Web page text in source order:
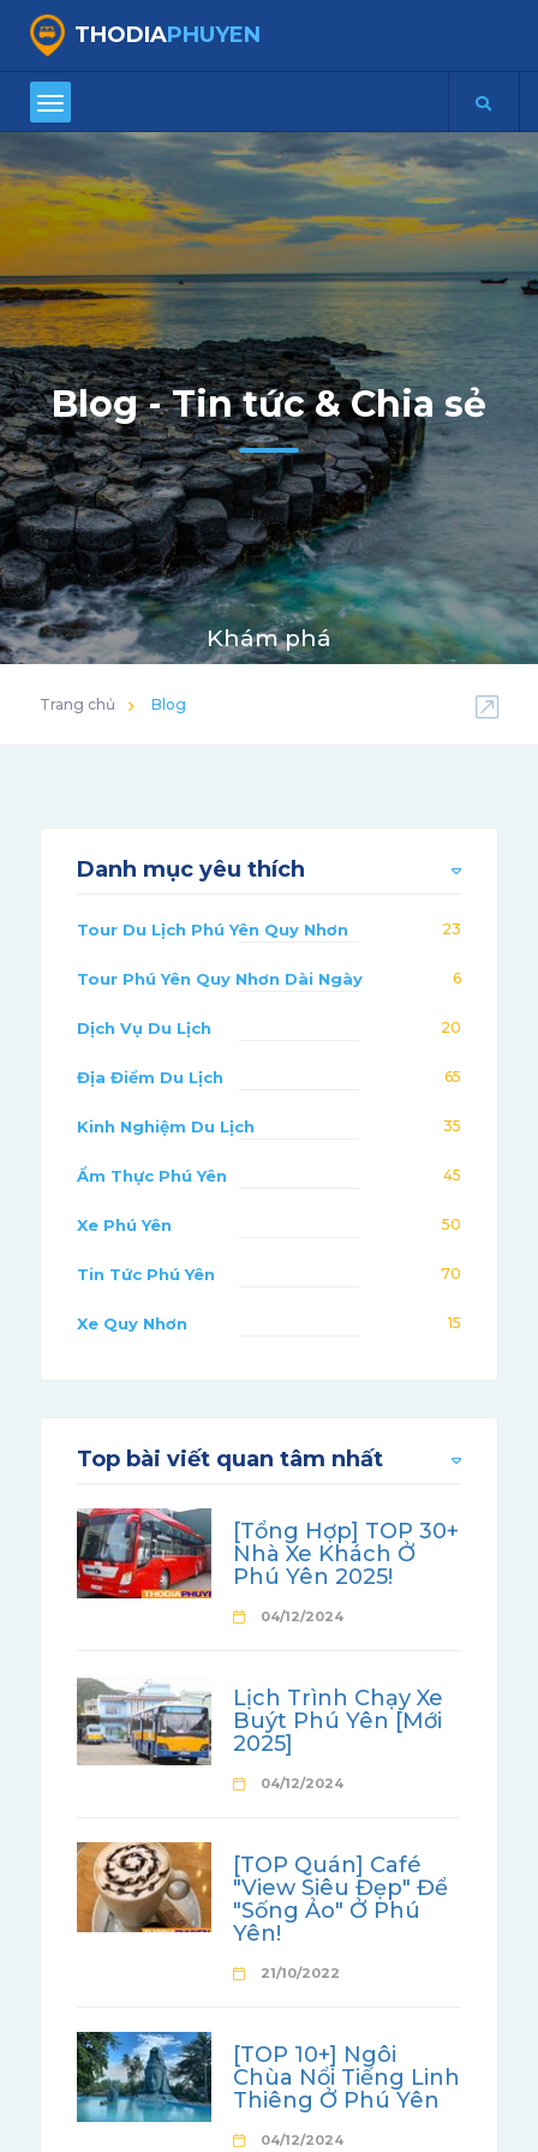
THODIAPHUYEN
Blog - Tin tức & Chia sẻ
Khám phá
Trang chủ Blog
Danh mục yêu thích
Tour Du Lịch Phú Yên Quy Nhơn 23
Tour Phú Yên Quy Nhơn Dài Ngày 6
Dịch Vụ Du Lịch 20
Địa Điểm Du Lịch 65
Kinh Nghiệm Du Lịch 35
Ẩm Thực Phú Yên 45
Xe Phú Yên 50
Tin Tức Phú Yên 70
Xe Quy Nhơn 15
Top bài viết quan tâm nhất
[Tổng Hợp] TOP 30+
Nhà Xe Khách Ở
Phú Yên 2025!
04/12/2024
Lịch Trình Chạy Xe
Buýt Phú Yên [Mới
2025]
04/12/2024
[TOP Quán] Café
"View Siêu Đẹp" Để
"Sống Ảo" Ở Phú
Yên!
21/10/2022
[TOP 10+] Ngôi
Chùa Nổi Tiếng Linh
Thiêng Ở Phú Yên
04/12/2024